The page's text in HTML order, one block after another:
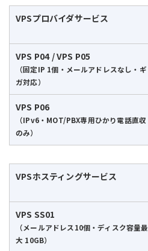
VPSプロバイダサービス
VPS P04 / VPS P05
（固定IP 1個・メールアドレスなし・ギ
ガ対応）
VPS P06
（IPv6・MOT/PBX専用ひかり電話直収
のみ）
VPSホスティングサービス
VPS SS01
（メールアドレス10個・ディスク容量最
大 10GB）